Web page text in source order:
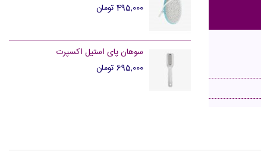
495,000 تومان
سوهان پای استیل اکسپرت
695,000 تومان